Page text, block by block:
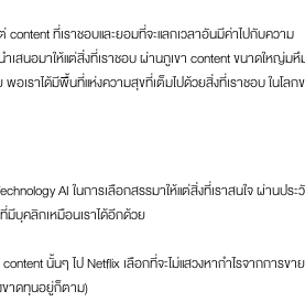
content ที่เราชอบและยอมที่จะแลกเวลาอันมีค่าไปกับความ
ำเสนอมาให้แต่สิ่งที่เราชอบ ผ่านภูเขา content ขนาดใหญ่ม
เราได้มีพื้นที่แห่งความสุขที่เต็มไปด้วยสิ่งที่เราชอบ ในโลก
AI ในการเลือกสรรมาให้แต่สิ่งที่เราสนใจ ผ่านประ
มีบุคลิกเหมือนเราได้อีกด้วย
นั้นๆ ไป Netflix เลือกที่จะไม่แสวงหากำไรจากการขาย
ขาดทุนอยู่ก็ตาม)